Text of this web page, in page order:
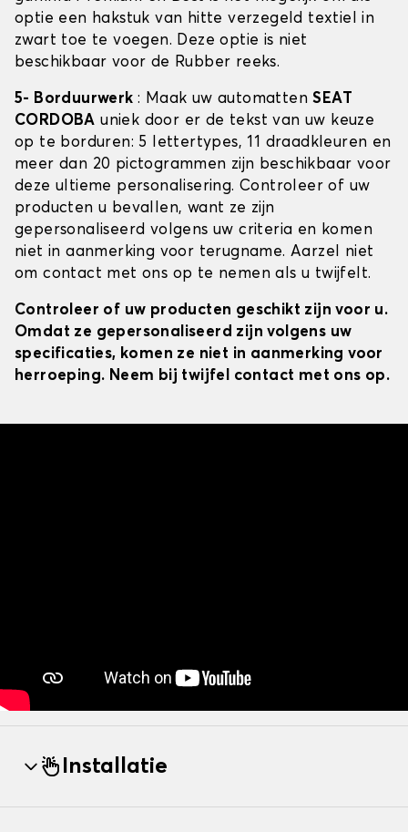
optie een hakstuk van hitte verzegeld textiel in
zwart toe te voegen. Deze optie is niet
beschikbaar voor de Rubber reeks.
5- Borduurwerk : Maak uw automattenSEAT
CORDOBA uniek door er de tekst van uw keuze
op te borduren: 5 lettertypes, 11 draadkleuren en
meer dan 20 pictogrammen zijn beschikbaar voor
deze ultieme personalisering. Controleer of uw
producten u bevallen, want ze zijn
gepersonaliseerd volgens uw criteria en komen
niet in aanmerking voor terugname. Aarzel niet
om contact met ons op te nemen als u twijfelt.
Controleer of uw producten geschikt zijn voor u.
Omdat ze gepersonaliseerd zijn volgens uw
specificaties, komen ze niet in aanmerking voor
herroeping. Neem bij twijfel contact met ons op.
Installatie